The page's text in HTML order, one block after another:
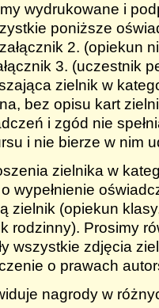
wydrukowane i
poniższe
2. (opiekun
3. (uczestnik
zielnik w
bez opisu kart
i zgód nie
i nie bierze w nim
zielnika w
wypełnienie
zielnik (opiekun
rodzinny). Prosimy
wszystkie zdjęcia
o prawach
nagrody w